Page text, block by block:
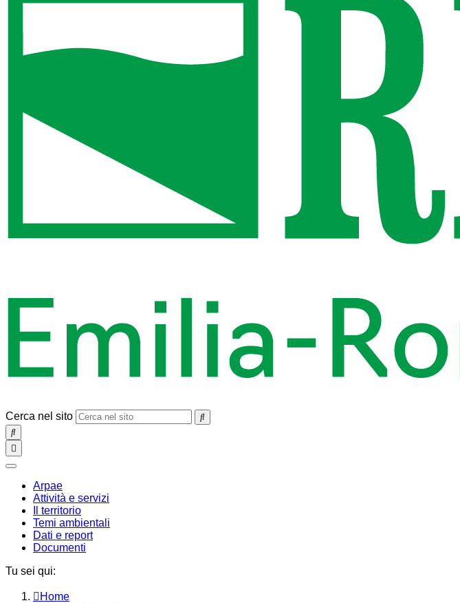
Cerca nel sito
SEARCH
Toggle
navigation
chiudi
Arpae
Attività e servizi
Il territorio
Temi ambientali
Dati e report
Documenti
Tu sei qui:
Home